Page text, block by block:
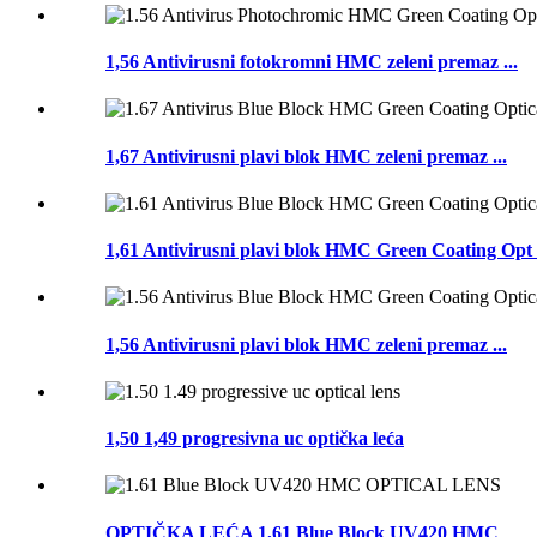
1,56 Antivirusni fotokromni HMC zeleni premaz ...
1,67 Antivirusni plavi blok HMC zeleni premaz ...
1,61 Antivirusni plavi blok HMC Green Coating Opt
1,56 Antivirusni plavi blok HMC zeleni premaz ...
1,50 1,49 progresivna uc optička leća
OPTIČKA LEĆA 1,61 Blue Block UV420 HMC